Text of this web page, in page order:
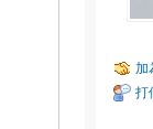
加
打